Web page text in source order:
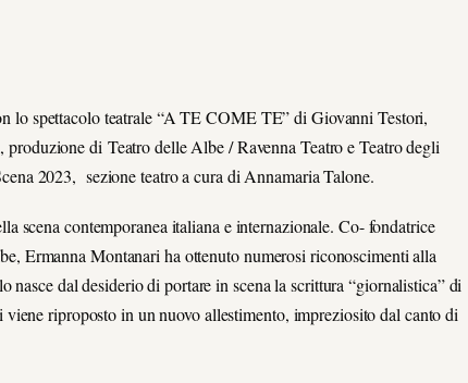
lo spettacolo teatrale “A TE COME TE”diGiovanni Testori,
, produzione di Teatro delle Albe / RavennaTeatroeTeatro degli
2023, sezione teatro a cura di Annamaria Talone.
scena contemporanea italiana e internazionale. Co- fondatrice
Ermanna Montanari ha ottenuto numerosi riconoscimenti alla
dal desiderio di portare in scena la scrittura “giornalistica” di
riproposto in un nuovo allestimento, impreziosito dal canto di